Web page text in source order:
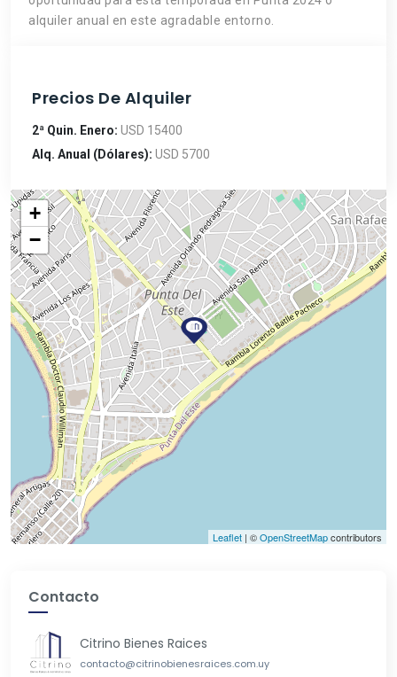
alquiler anual en este agradable entorno.
Precios De Alquiler
2ª Quin. Enero: USD 15400
Alq. Anual (Dólares): USD 5700
+
−
Leaflet | ©OpenStreetMapcontributors
Contacto
Citrino Bienes Raices
contacto@citrinobienesraices.com.uy